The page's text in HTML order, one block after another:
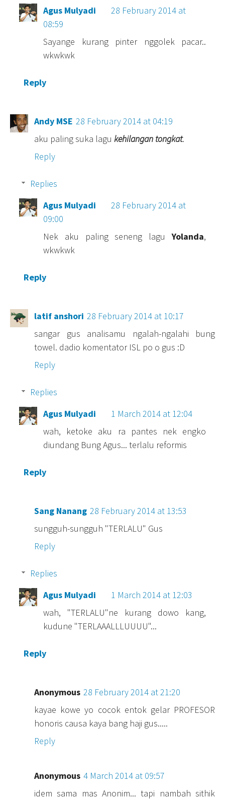
Agus Mulyadi
28 February 2014 at
08:59
Sayange kurang pinter nggolek pacar..
wkwkwk
Reply
Andy MSE 28 February 2014 at 04:19
aku paling suka lagu kehilangan tongkat.
Reply
Replies
Agus Mulyadi
28 February 2014 at
09:00
Nek aku paling seneng laguYolanda,
wkwkwk
Reply
latif anshori 28 February 2014 at 10:17
sangar gus analisamu ngalah-ngalahi bung
towel. dadio komentator ISL po o gus :D
Reply
Replies
Agus Mulyadi
1 March 2014 at 12:04
wah, ketoke aku ra pantes nek engko
diundang Bung Agus... terlalu reformis
Reply
Sang Nanang 28 February 2014 at 13:53
sungguh-sungguh "TERLALU" Gus
Reply
Replies
Agus Mulyadi
1 March 2014 at 12:03
wah, "TERLALU"ne kurang dowo kang,
kudune "TERLAAALLLUUUU"...
Reply
Anonymous 28 February 2014 at 21:20
kayae kowe yo cocok entok gelar PROFESOR
honoris causa kaya bang haji gus.....
Reply
Anonymous 4 March 2014 at 09:57
idem sama mas Anonim... tapi nambah sithik